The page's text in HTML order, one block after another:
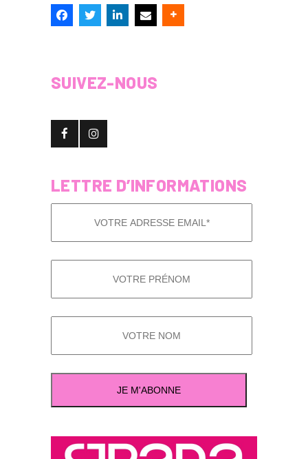
SUIVEZ-NOUS
LETTRE D’INFORMATIONS